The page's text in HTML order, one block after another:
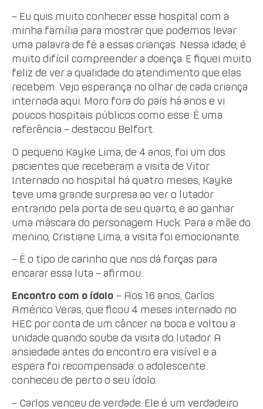
– Eu quis muito conhecer esse hospital com a
minha família para mostrar que podemos levar
uma palavra de fé a essas crianças. Nessa idade, é
muito difícil compreender a doença. E fiquei muito
feliz de ver a qualidade do atendimento que elas
recebem. Vejo esperança no olhar de cada criança
internada aqui. Moro fora do país há anos e vi
poucos hospitais públicos como esse. É uma
referência – destacou Belfort.
O pequeno Kayke Lima, de 4 anos, foi um dos
pacientes que receberam a visita de Vitor.
Internado no hospital há quatro meses, Kayke
teve uma grande surpresa ao ver o lutador
entrando pela porta de seu quarto, e ao ganhar
uma máscara do personagem Huck. Para a mãe do
menino, Cristiane Lima, a visita foi emocionante.
– É o tipo de carinho que nos dá forças para
encarar essa luta – afirmou.
Encontro com o ídolo – Aos 16 anos, Carlos
Américo Veras, que ficou 4 meses internado no
HEC por conta de um câncer na boca e voltou a
unidade quando soube da visita do lutador. A
ansiedade antes do encontro era visível e a
espera foi recompensada: o adolescente
conheceu de perto o seu ídolo.
– Carlos venceu de verdade. Ele é um verdadeiro